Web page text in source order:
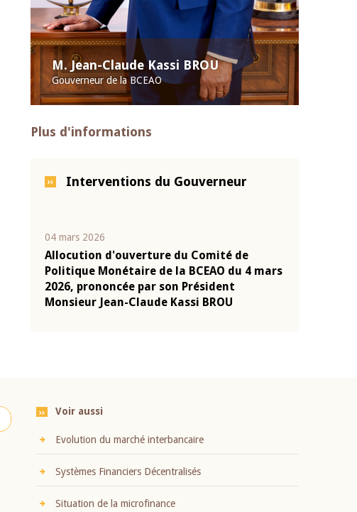
M. Jean-Claude Kassi BROU
Gouverneur de la BCEAO
Plus d'informations
Interventions du Gouverneur
04 mars 2026
Allocution d'ouverture du Comité de
Politique Monétaire de la BCEAO du 4 mars
2026, prononcée par son Président
Monsieur Jean-Claude Kassi BROU
Voir aussi
Evolution du marché interbancaire
Systèmes Financiers Décentralisés
Situation de la microfinance